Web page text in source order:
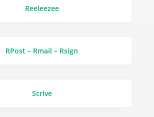
Reeleezee
RPost – Rmail – Rsign
Scrive